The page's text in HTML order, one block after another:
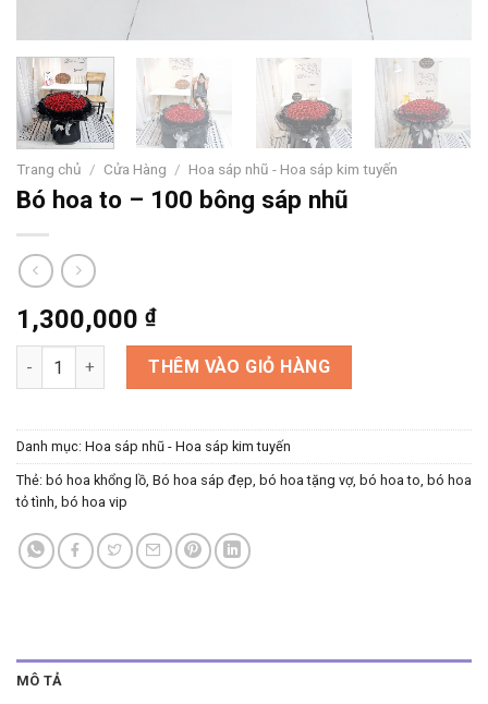
Trang chủ / Cửa Hàng / Hoa sáp nhũ - Hoa sáp kim tuyến
Bó hoa to – 100 bông sáp nhũ
1,300,000 ₫
Bó hoa to - 100 bông sáp nhũ số lượng
THÊM VÀO GIỎ HÀNG
Danh mục: Hoa sáp nhũ - Hoa sáp kim tuyến
Thẻ: bó hoa khổng lồ Bó hoa sáp đẹp bó hoa tặng vợ, bó hoa to bó hoa
tỏ tình bó hoa vip
MÔ TẢ